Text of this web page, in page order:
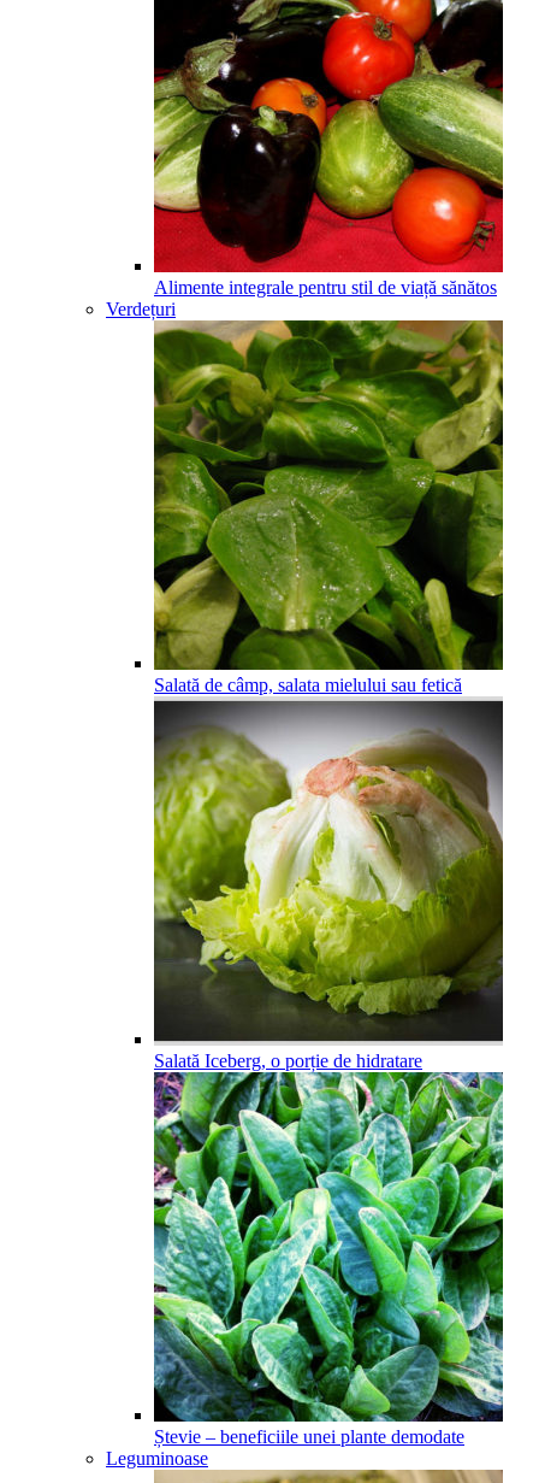
Alimente integrale pentru stil de viață sănătos
Verdețuri
Salată de câmp, salata mielului sau fetică
Salată Iceberg, o porție de hidratare
Ștevie – beneficiile unei plante demodate
Leguminoase